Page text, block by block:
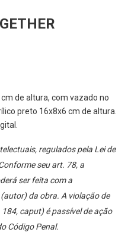
de altura, com vazado no
preto 16x8x6 cm de altura.
regulados pela Lei de
seu art. 78, a
ser feita com a
da obra. A violação de
caput) é passível de ação
Código Penal.